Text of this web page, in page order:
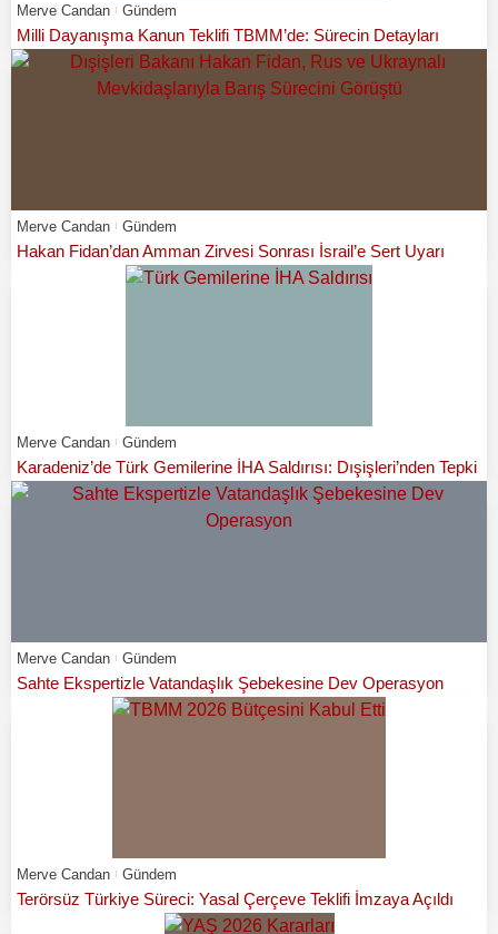
Merve Candan Gündem
Milli Dayanışma Kanun Teklifi TBMM’de: Sürecin Detayları
Merve Candan Gündem
Hakan Fidan’dan Amman Zirvesi Sonrası İsrail’e Sert Uyarı
Merve Candan Gündem
Karadeniz’de Türk Gemilerine İHA Saldırısı: Dışişleri’nden Tepki
Merve Candan Gündem
Sahte Ekspertizle Vatandaşlık Şebekesine Dev Operasyon
Merve Candan Gündem
Terörsüz Türkiye Süreci: Yasal Çerçeve Teklifi İmzaya Açıldı